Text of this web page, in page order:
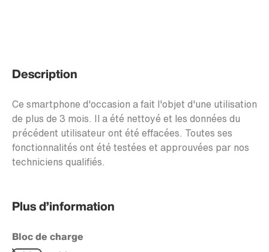
Description
Ce smartphone d'occasion a fait l'objet d'une utilisation
de plus de 3 mois. Il a été nettoyé et les données du
précédent utilisateur ont été effacées. Toutes ses
fonctionnalités ont été testées et approuvées par nos
techniciens qualifiés.
Plus d’information
Bloc de charge